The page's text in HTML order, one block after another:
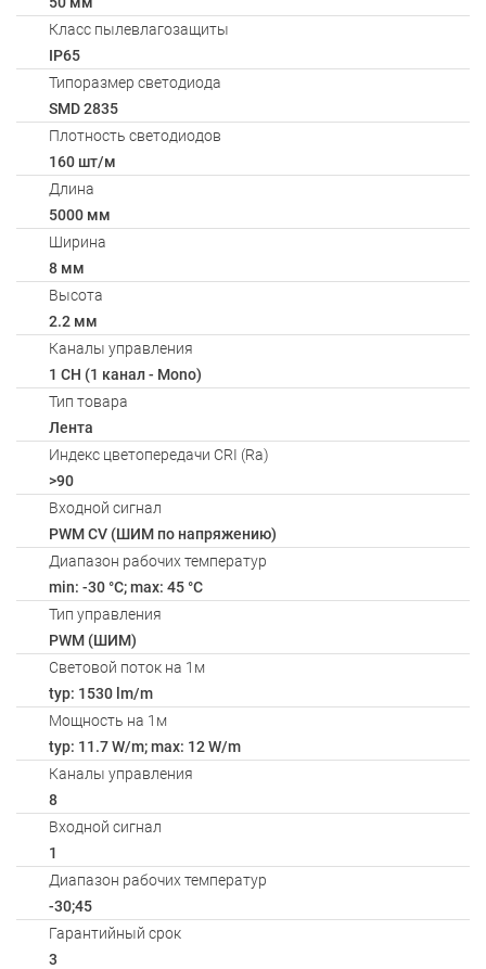
Класс пылевлагозащиты
IP65
Типоразмер светодиода
SMD 2835
Плотность светодиодов
160 шт/м
Длина
5000 мм
Ширина
8 мм
Высота
2.2 мм
Каналы управления
1 CH (1 канал - Mono)
Тип товара
Лента
Индекс цветопередачи CRI (Ra)
>90
Входной сигнал
PWM СV (ШИМ по напряжению)
Диапазон рабочих температур
min: -30 °C; max: 45 °C
Тип управления
PWM (ШИМ)
Световой поток на 1м
typ: 1530 lm/m
Мощность на 1м
typ: 11.7 W/m; max: 12 W/m
Каналы управления
8
Входной сигнал
1
Диапазон рабочих температур
-30;45
Гарантийный срок
3